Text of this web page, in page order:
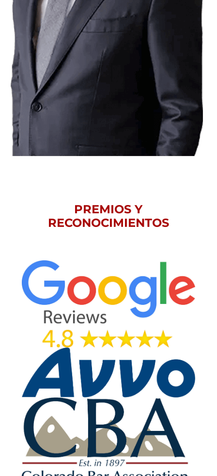
PREMIOS Y
RECONOCIMIENTOS